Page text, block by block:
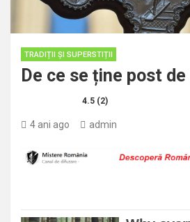
TRADIȚII ȘI SUPERSTIȚII
De ce se ține post
4.5 (2)
4 ani ago admin